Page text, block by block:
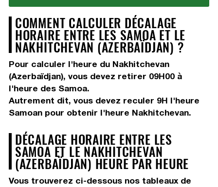
COMMENT CALCULER DÉCALAGE
HORAIRE ENTRE LES SAMOA ET LE
NAKHITCHEVAN (AZERBAÏDJAN) ?
Pour calculer l'heure du Nakhitchevan
(Azerbaïdjan), vous devez retirer 09H00à
l'heure des Samoa.
Autrement dit, vous devez reculer 9H l'heure
Samoan pour obtenir l'heure Nakhitchevan.
DÉCALAGE HORAIRE ENTRE LES
SAMOA ET LE NAKHITCHEVAN
(AZERBAÏDJAN) HEURE PAR HEURE
Vous trouverez ci-dessous nos tableaux de